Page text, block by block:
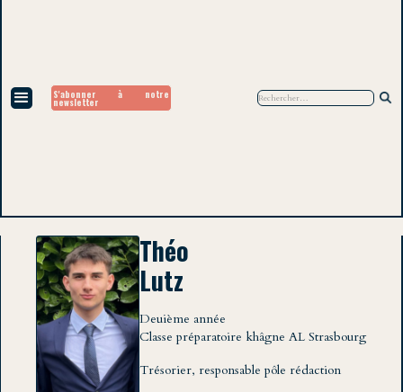
S'abonner à notre
newsletter
Théo
Lutz
Deuième année
Classe préparatoire khâgne AL Strasbourg
Trésorier, responsable pôle rédaction